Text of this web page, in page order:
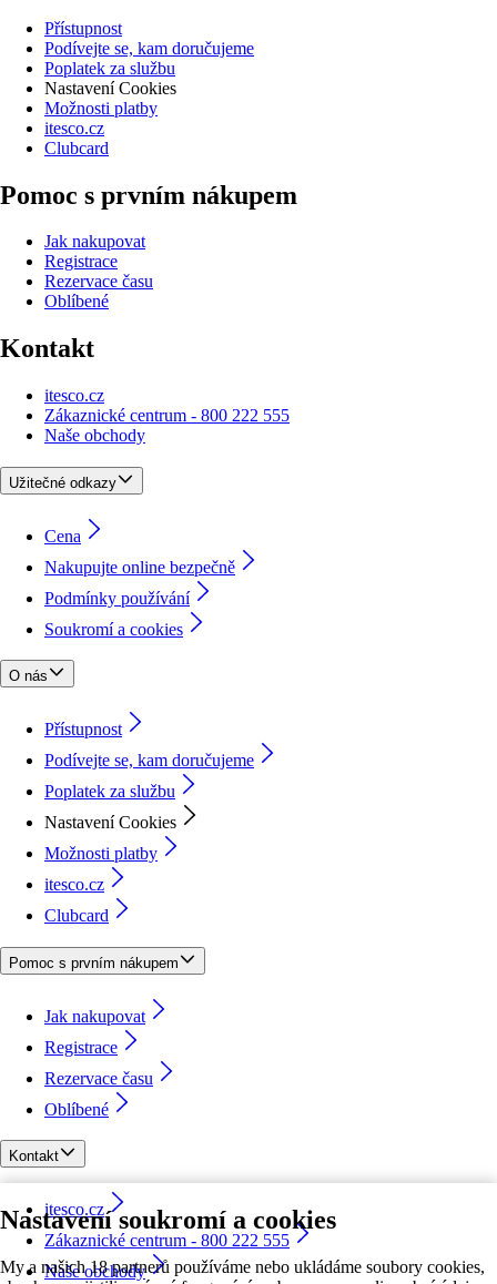
Nastavení soukromí a cookies
My a našich 18 partnerů používáme nebo ukládáme soubory cookies,
Přístupnost
Podívejte se, kam doručujeme
Poplatek za službu
Nastavení Cookies
Možnosti platby
itesco.cz
Clubcard
Pomoc s prvním nákupem
Jak nakupovat
Registrace
Rezervace času
Oblíbené
Kontakt
itesco.cz
Zákaznické centrum - 800 222 555
Naše obchody
Užitečné odkazy
Cena
Nakupujte online bezpečně
Podmínky používání
Soukromí a cookies
O nás
Přístupnost
Podívejte se, kam doručujeme
Poplatek za službu
Nastavení Cookies
Možnosti platby
itesco.cz
Clubcard
Pomoc s prvním nákupem
Jak nakupovat
Registrace
Rezervace času
Oblíbené
Kontakt
itesco.cz
Zákaznické centrum - 800 222 555
Naše obchody